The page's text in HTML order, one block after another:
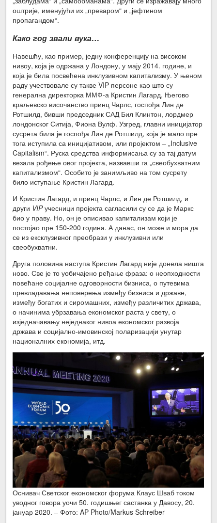
оштрије, именујући их „преваром“ и „јефтином
пропагандом“.
Како год звали вука…
Навешћу, као пример, једну конференцију на високом
нивоу, која је одржана у Лондону, у мају 2014. године, и
која је била посвећена инклузивном капитализму. У њеном
раду учествовале су такве VIP персоне као што су
генерална директорка ММФ-а Кристин Лагард, Његово
краљевско височанство принц Чарлс, госпођа Лин де
Ротшилд, бивши председник САД Бил Клинтон, лордмер
лондонског Ситија, Фиона Вулф. Узгред, главни иницијатор
сусрета била је госпођа Лин де Ротшилд, која је мало пре
тога иступила са иницијативом, или пројектом – „Inclusive
Capitalism“. Руска средства информисања су за тај датум
везала рођење овог пројекта, назвавши га „свеобухватним
капитализмом“. Особито је занимљиво на том сусрету
било иступање Кристин Лагард.
И Кристин Лагард, и принц Чарлс, и Лин де Ротшилд, и
други VIPучесници пројекта сагласили су се да је Маркс
био у праву. Но, он је описивао капитализам који је
постојао пре 150-200 година. А данас, он може и мора да
се из ексклузивног преобрази у инклузивни или
свеобухватни.
Друга половина наступа Кристин Лагард није донела ништа
ново. Све је то уобичајено ређање фраза: о неопходности
повећане социјалне одговорности бизниса, о путевима
превладавања неповерења између бизниса и државе,
између богатих и сиромашних, између различитих држава,
о начинима убрзавања економског раста у свету, о
изједначавању неједнаког нивоа економског развоја
држава и социјално-имовинској поларизацији унутар
националних економија, итд.
Оснивач Светског економског форума Клаус Шваб током
уводног говора уочи 50. годишњег састанка у Давосу, 20.
јануар 2020. – Фото: AP Photo/Markus Schreiber